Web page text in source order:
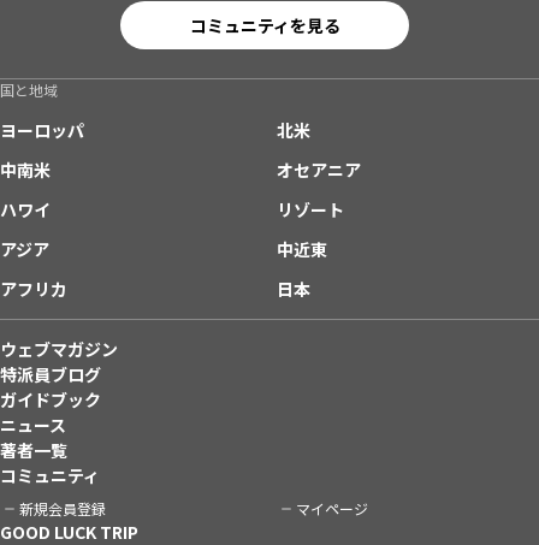
コミュニティを見る
国と地域
ヨーロッパ
北米
中南米
オセアニア
ハワイ
リゾート
アジア
中近東
アフリカ
日本
ウェブマガジン
特派員ブログ
ガイドブック
ニュース
著者一覧
コミュニティ
新規会員登録 マイページ
GOOD LUCK TRIP